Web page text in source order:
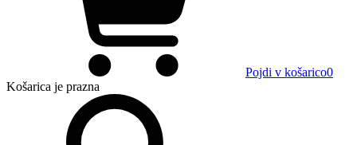
Pojdi v košarico0
Košarica je prazna